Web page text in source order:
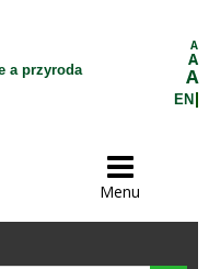
a przyroda
A
A
A
EN

Menu